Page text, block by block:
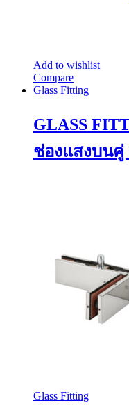
Add to wishlist
Compare
Glass Fitting
GLASS
ช่องแสงบนคู่
Glass Fitting